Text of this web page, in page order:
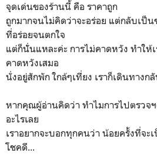
จุดเด่นของร้านนี้ คือ ราคาถูก
ถูกมากจนไม่คิดว่าจะอร่อย แต่กลับเป็
ที่อร่อยจนตกใจ
แต่ก็นัั่นแหละค่ะ การไม่คาดหวัง ทำให้
คาดหวังเสมอ
นั่งอยู่สักพัก ใกล้ๆเที่ยง เราก็เดินทาง
หากคุณผู้อ่านคิดว่า ทำไมการไปตรวจ
อะไรเลย
เราอยากจะบอกทุกคนว่า น้อยครั้งที่จะ
โชคดี...